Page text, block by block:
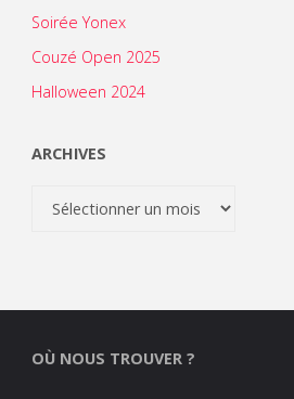
Soirée Yonex
Couzé Open 2025
Halloween 2024
ARCHIVES
Archives
OÙ NOUS TROUVER ?